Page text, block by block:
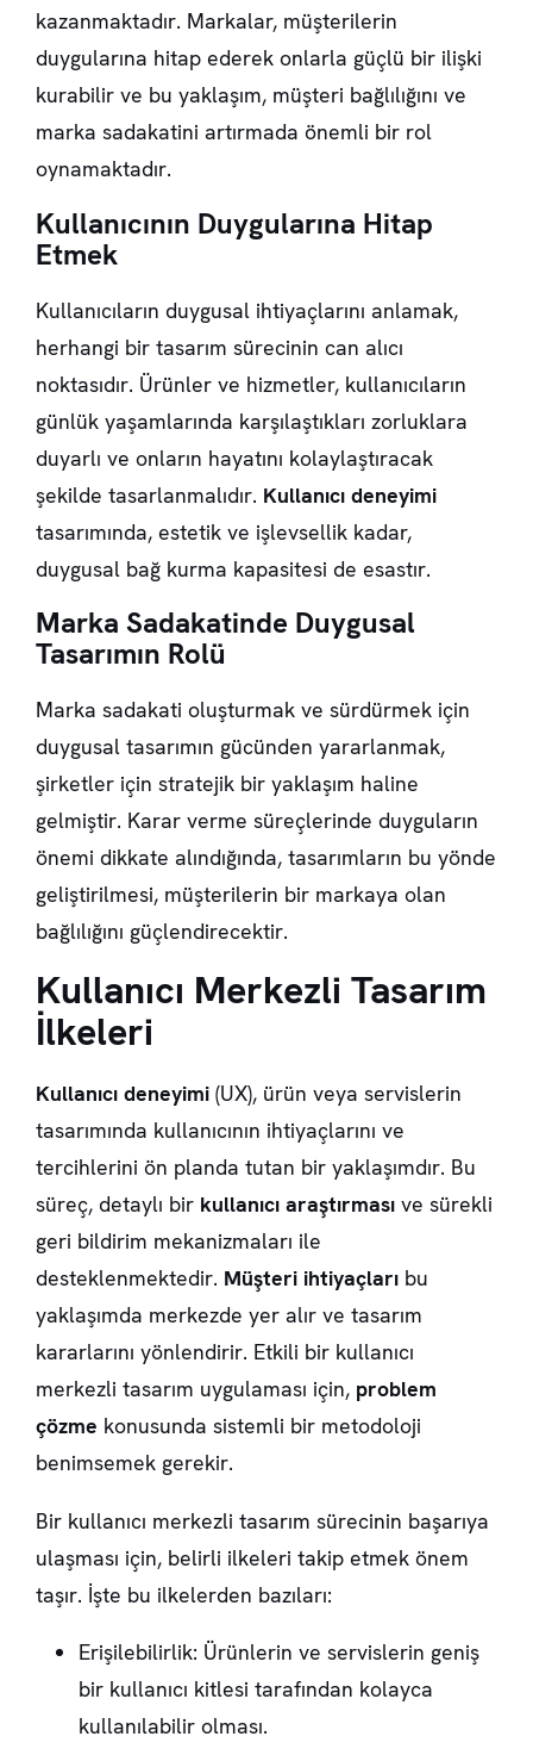
kazanmaktadır. Markalar, müşterilerin
duygularına hitap ederek onlarla güçlü bir ilişki
kurabilir ve bu yaklaşım, müşteri bağlılığını ve
marka sadakatini artırmada önemli bir rol
oynamaktadır.
Kullanıcının Duygularına Hitap
Etmek
Kullanıcıların duygusal ihtiyaçlarını anlamak,
herhangi bir tasarım sürecinin can alıcı
noktasıdır. Ürünler ve hizmetler, kullanıcıların
günlük yaşamlarında karşılaştıkları zorluklara
duyarlı ve onların hayatını kolaylaştıracak
şekilde tasarlanmalıdır. Kullanıcı deneyimi
tasarımında, estetik ve işlevsellik kadar,
duygusal bağ kurma kapasitesi de esastır.
Marka Sadakatinde Duygusal
Tasarımın Rolü
Marka sadakati oluşturmak ve sürdürmek için
duygusal tasarımın gücünden yararlanmak,
şirketler için stratejik bir yaklaşım haline
gelmiştir. Karar verme süreçlerinde duyguların
önemi dikkate alındığında, tasarımların bu yönde
geliştirilmesi, müşterilerin bir markaya olan
bağlılığını güçlendirecektir.
Kullanıcı Merkezli Tasarım
İlkeleri
Kullanıcı deneyimi (UX), ürün veya servislerin
tasarımında kullanıcının ihtiyaçlarını ve
tercihlerini ön planda tutan bir yaklaşımdır. Bu
süreç, detaylı bir kullanıcı araştırması ve sürekli
geri bildirim mekanizmaları ile
desteklenmektedir. Müşteri ihtiyaçları bu
yaklaşımda merkezde yer alır ve tasarım
kararlarını yönlendirir. Etkili bir kullanıcı
merkezli tasarım uygulaması için, problem
çözme konusunda sistemli bir metodoloji
benimsemek gerekir.
Bir kullanıcı merkezli tasarım sürecinin başarıya
ulaşması için, belirli ilkeleri takip etmek önem
taşır. İşte bu ilkelerden bazıları:
Erişilebilirlik: Ürünlerin ve servislerin geniş
bir kullanıcı kitlesi tarafından kolayca
kullanılabilir olması.